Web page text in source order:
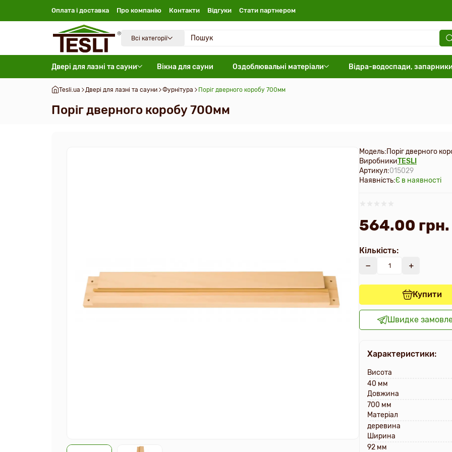
Оплата і доставка Про компанію Контакти Відгуки Стати партнером
Всі категорії
Двері для лазні та сауни Вікна для сауни Оздоблювальні матеріали Відра-водоспади,
Tesli.ua Двері для лазні та сауни Фурнітура Поріг дверного коробу 700мм
Поріг дверного коробу 700мм
Модель:Поріг дверного
ВиробникиTESLI
Артикул:015029
Наявність:Є в наявності
564.00 грн.
Кількість:
Купити
Швидке
Характеристики:
Висота
40 мм
Довжина
700 мм
Матеріал
деревина
Ширина
92 мм